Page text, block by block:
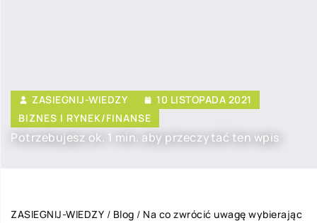
ZASIEGNIJ-WIEDZY
10 LISTOPADA 2021
BIZNES I RYNEK/FINANSE
Potrzebujesz ok. 1 min. aby przeczytać ten wpis
ZASIEGNIJ-WIEDZY / Blog / Na co zwrócić uwagę wybierając